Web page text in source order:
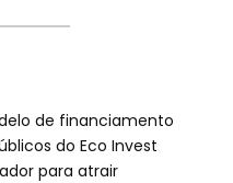
de financiamento
do Eco Invest
para atrair